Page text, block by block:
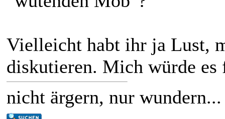
Vielleicht habt ihr ja Lust,
diskutieren. Mich würde es
nicht ärgern, nur wundern...